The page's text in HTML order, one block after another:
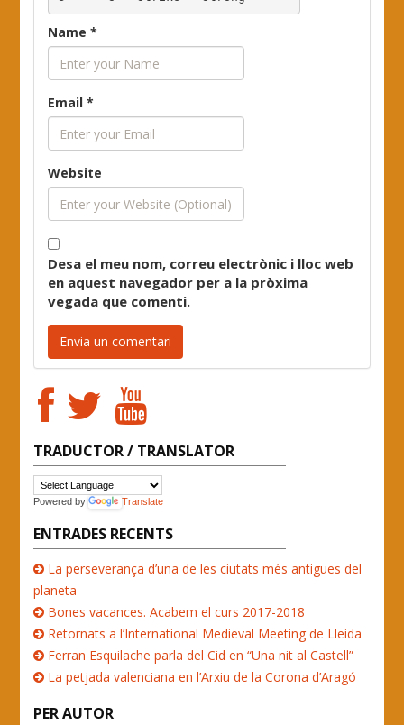
Name*
Email*
Website
Desa el meu nom, correu electrònic i lloc web
en aquest navegador per a la pròxima
vegada que comenti.
TRADUCTOR / TRANSLATOR
Powered by Translate
ENTRADES RECENTS
La perseverança d’una de les ciutats més antigues del
planeta
Bones vacances. Acabem el curs 2017-2018
Retornats a l’International Medieval Meeting de Lleida
Ferran Esquilache parla del Cid en “Una nit al Castell”
La petjada valenciana en l’Arxiu de la Corona d’Aragó
PER AUTOR